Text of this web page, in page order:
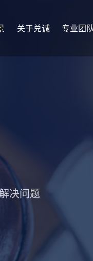
关于兑诚 专业团
决问题